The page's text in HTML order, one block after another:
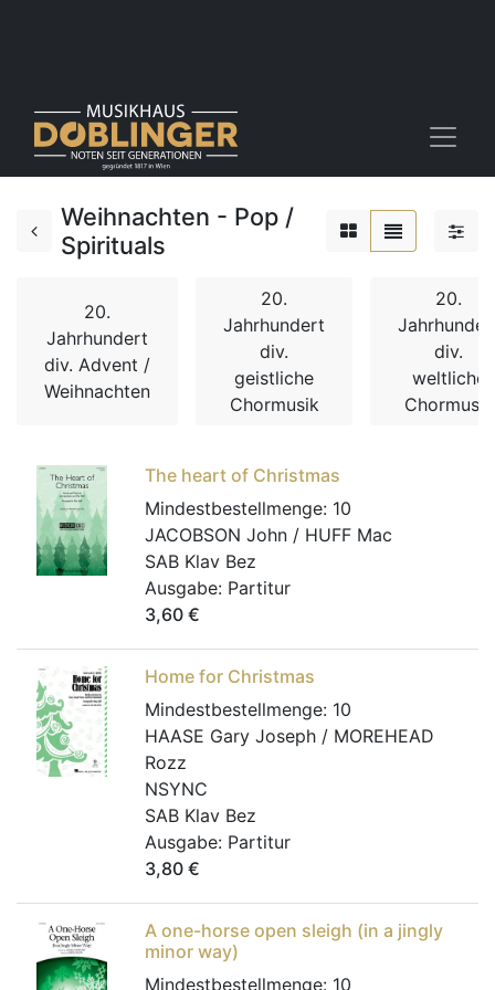
Weihnachten - Pop /
Spirituals
20.
Jahrhundert
div. Advent /
Weihnachten
20.
Jahrhundert
div.
geistliche
Chormusik
20.
div.
weltliche
Chormusik
The heart of Christmas
Mindestbestellmenge: 10
JACOBSON John / HUFF Mac
SAB Klav Bez
Ausgabe: Partitur
3,60 €
Home for Christmas
Mindestbestellmenge: 10
HAASE Gary Joseph / MOREHEAD
Rozz
NSYNC
SAB Klav Bez
Ausgabe: Partitur
3,80 €
A one-horse open sleigh (in a jingly
minor way)
Mindestbestellmenge: 10